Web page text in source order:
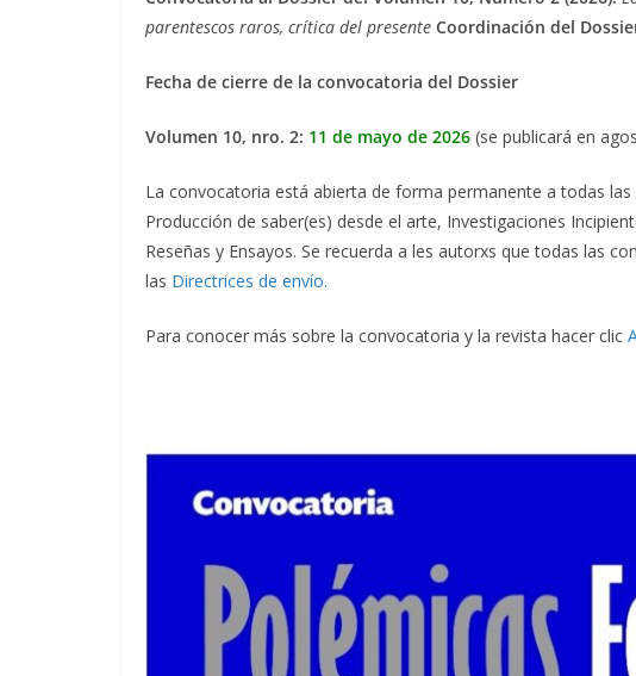
parentescos raros, crítica del presente Coordinación del
Fecha de cierre de la convocatoria del Dossier
Volumen 10, nro. 2: 11 de mayo de 2026 (se publicará en
La convocatoria está abierta de forma permanente a todas
Producción de saber(es) desde el arte, Investigaciones
Reseñas y Ensayos. Se recuerda a les autorxs que todas las
las Directrices de envío.
Para conocer más sobre la convocatoria y la revista hacer clic